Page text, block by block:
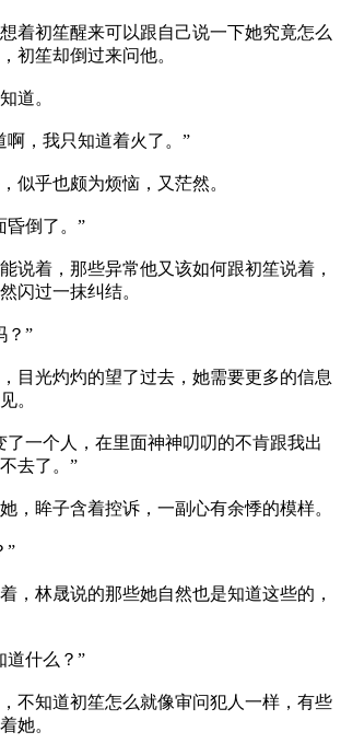
笙醒来可以跟自己说一下她究竟怎么
初笙却倒过来问他。
。
我只知道着火了。”
也颇为烦恼，又茫然。
了。”
，那些异常他又该如何跟初笙说着，
闪过一抹纠结。
”
灼灼的望了过去，她需要更多的信息
。
人，在里面神神叨叨的不肯跟我出
去了。”
子含着控诉，一副心有余悸的模样。
晟说的那些她自然也是知道这些的，
么？”
道初笙怎么就像审问犯人一样，有些
她。